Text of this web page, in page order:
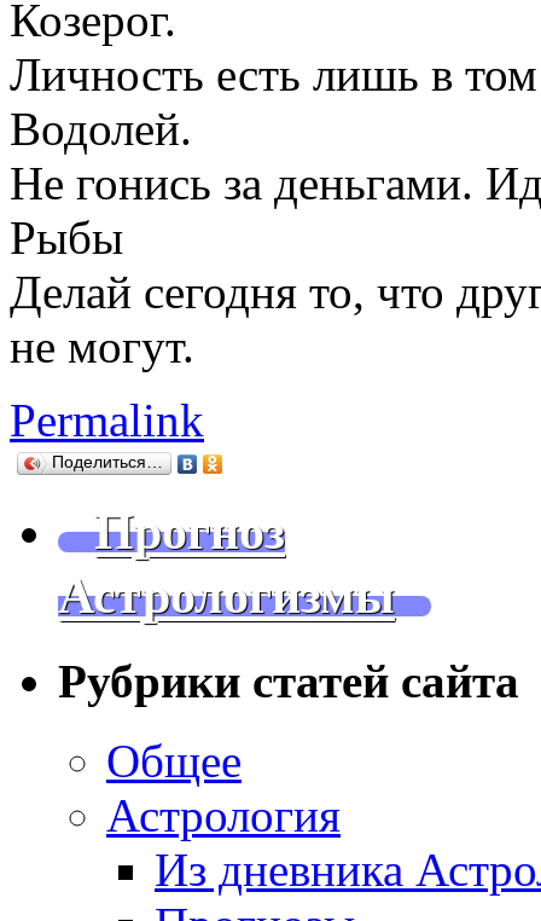
Козерог.
Личность есть лишь в том
Водолей.
Не гонись за деньгами.
Рыбы
Делай сегодня то, что
не могут.
Permalink
Поделиться…
Прогноз
Астрологизмы
Рубрики статей сайта
Общее
Астрология
Из дневника